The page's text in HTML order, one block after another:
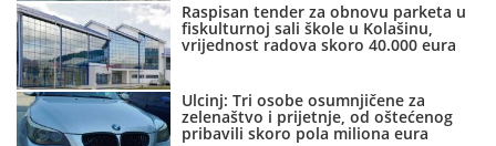
Raspisan tender za obnovu parketa u
fiskulturnoj sali škole u Kolašinu,
vrijednost radova skoro 40.000 eura
Ulcinj: Tri osobe osumnjičene za
zelenaštvo i prijetnje, od oštećenog
pribavili skoro pola miliona eura